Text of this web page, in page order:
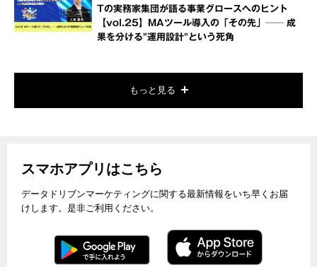
Tの実務家集団が語る事業グロースへのヒント
【vol.25】MAツール導入の「その先」── 成
果を分ける"運用設計"という死角
もっと見る
スマホアプリはこちら
データドリブンマーケティングに関する最新情報をいち早くお届
けします。是非ご利用ください。